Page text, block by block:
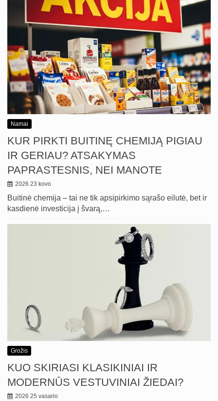
Namai
KUR PIRKTI BUITINĘ CHEMIJĄ PIGIAU
IR GERIAU? ATSAKYMAS
PAPRASTESNIS, NEI MANOTE
2026 23 kovo
Buitinė chemija – tai ne tik apsipirkimo sąrašo eilutė, bet ir
kasdienė investicija į švarą,…
Grožis
KUO SKIRIASI KLASIKINIAI IR
MODERNŪS VESTUVINIAI ŽIEDAI?
2026 25 vasario